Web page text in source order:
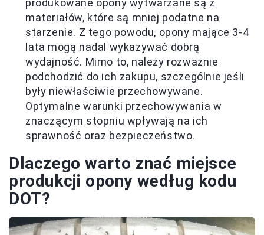
produkowane opony wytwarzane są z
materiałów, które są mniej podatne na
starzenie. Z tego powodu, opony mające 3-4
lata mogą nadal wykazywać dobrą
wydajność. Mimo to, należy rozważnie
podchodzić do ich zakupu, szczególnie jeśli
były niewłaściwie przechowywane.
Optymalne warunki przechowywania w
znaczącym stopniu wpływają na ich
sprawność oraz bezpieczeństwo.
Dlaczego warto znać miejsce
produkcji opony według kodu
DOT?